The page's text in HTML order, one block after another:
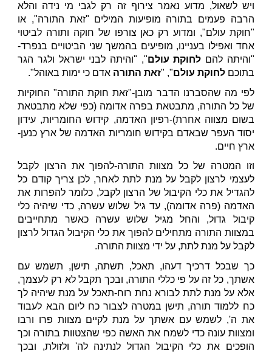
ויש לשאול, מדוע נאמר צירוף זה רק לגבי מי נידה והלא
הרבה פעמים בתורה מופיעות המילים "זאת התורה", או
"חוקת עולם", ומדוע רק כאן צורפו של חוקה ותורה לביטוי
אחד ואפילו בעניינו, מופיעים בהמשך שני הביטויים בנפרד-
"והיתה להם לחוקת עולם", "והיתה לבני ישראל ולגר הגר
בתוכםלחוקת עולם", "זאת התורה אדם כי ימות באוהל".
לפי מה שהסברנו הדבר מובן-"זאת חוקת התורה" החוקיות
של כל התורה, מתבטאת בפרה אדומה (כפי שלא מתבטאת
בשום מצווה אחרת)-רפיון האדמה, קידוש החומריות, עידון
יסוד העפר שבאדם בקידוש חומריות האדמה של ארץ כנען-
ארץ חיים.
וזו המטרה של כל מצוות התורה-להפוך את הרצון לקבל
לעצמי לרצון לקבל על מנת לתת לאחר, לכן צריך קודם כל
להגדיל את כלי הקיבול של הרצון לקבל, כלומר להפרות את
האדמה (פרה אדומה), עד גיל שלוש עשרה, כדי שיהיה כלי
קיבול גדול, והחל מגיל שלוש עשרה כאשר מתחייבים
במצוות התורה מתחילים להפוך את כלי הקיבול הגדול לרצון
לקבל על מנת לתת, על ידי מצוות התורה.
כך שבכל דרכיך דעהו, תאכל, תשתה, תישן, תשמש עם
אשתך, כל זה על פי כללי התורה, ובכך תקבל לא רק לעצמך,
אלא על מנת לתת לבורא נחת רוח-תאכל על מנת שיהיה לך
כח ללמוד תורה, תישן במטרה לצבור כח ליום הבא לעבוד
את ה', לשמש עם אשתך על מנת לקיים מצוות פרו ורבו
ומצוות עונה כדי לשמח את האשה כפי שהצטוות בתורה וכך
הופכים את כלי הקיבול הגדול לנתינה לה' ולזולת, ובכך